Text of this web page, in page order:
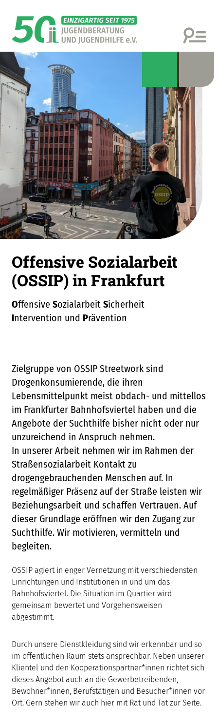
Offensive Sozialarbeit
(OSSIP) in Frankfurt
Offensive Sozialarbeit Sicherheit
Intervention und Prävention
Zielgruppe von OSSIP Streetwork sind
Drogenkonsumierende, die ihren
Lebensmittelpunkt meist obdach- und mittellos
im Frankfurter Bahnhofsviertel haben und die
Angebote der Suchthilfe bisher nicht oder nur
unzureichend in Anspruch nehmen.
In unserer Arbeit nehmen wir im Rahmen der
Straßensozialarbeit Kontakt zu
drogengebrauchenden Menschen auf. In
regelmäßiger Präsenz auf der Straße leisten wir
Beziehungsarbeit und schaffen Vertrauen. Auf
dieser Grundlage eröffnen wir den Zugang zur
Suchthilfe. Wir motivieren, vermitteln und
begleiten.
OSSIP agiert in enger Vernetzung mit verschiedensten
Einrichtungen und Institutionen in und um das
Bahnhofsviertel. Die Situation im Quartier wird
gemeinsam bewertet und Vorgehensweisen
abgestimmt.
Durch unsere Dienstkleidung sind wir erkennbar und so
im öffentlichen Raum stets ansprechbar. Neben unserer
Klientel und den Kooperationspartner*innen richtet sich
dieses Angebot auch an die Gewerbetreibenden,
Bewohner*innen, Berufstätigen und Besucher*innen vor
Ort. Gern stehen wir auch hier mit Rat und Tat zur Seite.